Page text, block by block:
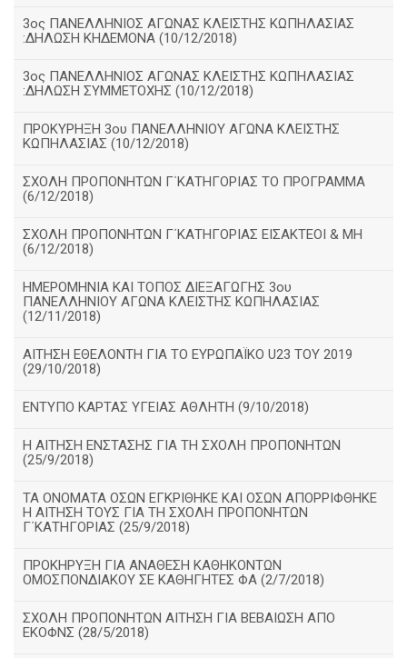
3ος ΠΑΝΕΛΛΗΝΙΟΣ ΑΓΩΝΑΣ ΚΛΕΙΣΤΗΣ ΚΩΠΗΛΑΣΙΑΣ
:ΔΗΛΩΣΗ ΚΗΔΕΜΟΝΑ (10/12/2018)
3ος ΠΑΝΕΛΛΗΝΙΟΣ ΑΓΩΝΑΣ ΚΛΕΙΣΤΗΣ ΚΩΠΗΛΑΣΙΑΣ
:ΔΗΛΩΣΗ ΣΥΜΜΕΤΟΧΗΣ (10/12/2018)
ΠΡΟΚΥΡΗΞΗ 3ου ΠΑΝΕΛΛΗΝΙΟΥ ΑΓΩΝΑ ΚΛΕΙΣΤΗΣ
ΚΩΠΗΛΑΣΙΑΣ (10/12/2018)
ΣΧΟΛΗ ΠΡΟΠΟΝΗΤΩΝ Γ΄ΚΑΤΗΓΟΡΙΑΣ ΤΟ ΠΡΟΓΡΑΜΜΑ
(6/12/2018)
ΣΧΟΛΗ ΠΡΟΠΟΝΗΤΩΝ Γ΄ΚΑΤΗΓΟΡΙΑΣ ΕΙΣΑΚΤΕΟΙ & ΜΗ
(6/12/2018)
ΗΜΕΡΟΜΗΝΙΑ ΚΑΙ ΤΟΠΟΣ ΔΙΕΞΑΓΩΓΗΣ 3ου
ΠΑΝΕΛΛΗΝΙΟΥ ΑΓΩΝΑ ΚΛΕΙΣΤΗΣ ΚΩΠΗΛΑΣΙΑΣ
(12/11/2018)
ΑΙΤΗΣΗ ΕΘΕΛΟΝΤΗ ΓΙΑ ΤΟ ΕΥΡΩΠΑΪΚΟ U23 ΤΟΥ 2019
(29/10/2018)
ΕΝΤΥΠΟ ΚΑΡΤΑΣ ΥΓΕΙΑΣ ΑΘΛΗΤΗ (9/10/2018)
Η ΑΙΤΗΣΗ ΕΝΣΤΑΣΗΣ ΓΙΑ ΤΗ ΣΧΟΛΗ ΠΡΟΠΟΝΗΤΩΝ
(25/9/2018)
ΤΑ ΟΝΟΜΑΤΑ ΟΣΩΝ ΕΓΚΡΙΘΗΚΕ ΚΑΙ ΟΣΩΝ ΑΠΟΡΡΙΦΘΗΚΕ
Η ΑΙΤΗΣΗ ΤΟΥΣ ΓΙΑ ΤΗ ΣΧΟΛΗ ΠΡΟΠΟΝΗΤΩΝ
Γ΄ΚΑΤΗΓΟΡΙΑΣ (25/9/2018)
ΠΡΟΚΗΡΥΞΗ ΓΙΑ ΑΝΑΘΕΣΗ ΚΑΘΗΚΟΝΤΩΝ
ΟΜΟΣΠΟΝΔΙΑΚΟΥ ΣΕ ΚΑΘΗΓΗΤΕΣ ΦΑ (2/7/2018)
ΣΧΟΛΗ ΠΡΟΠΟΝΗΤΩΝ ΑΙΤΗΣΗ ΓΙΑ ΒΕΒΑΙΩΣΗ ΑΠΟ
ΕΚΟΦΝΣ (28/5/2018)